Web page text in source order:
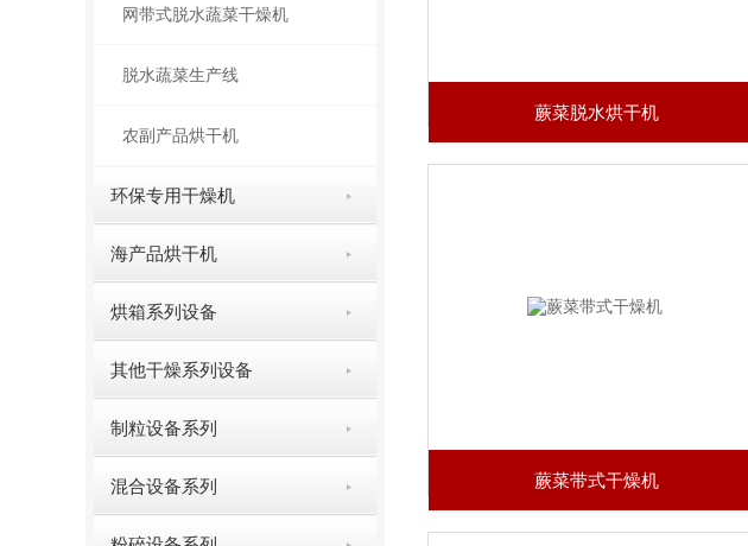
网带式脱水蔬菜干燥机
脱水蔬菜生产线
农副产品烘干机
环保专用干燥机
海产品烘干机
烘箱系列设备
其他干燥系列设备
制粒设备系列
混合设备系列
蕨菜脱水烘干机
蕨菜带式干燥机